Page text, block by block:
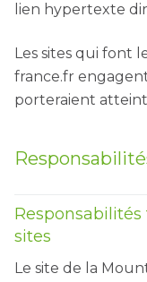
lien hypertexte
Les sites qui font
france.fr
porteraient
Responsabilités
sites
Le site de la